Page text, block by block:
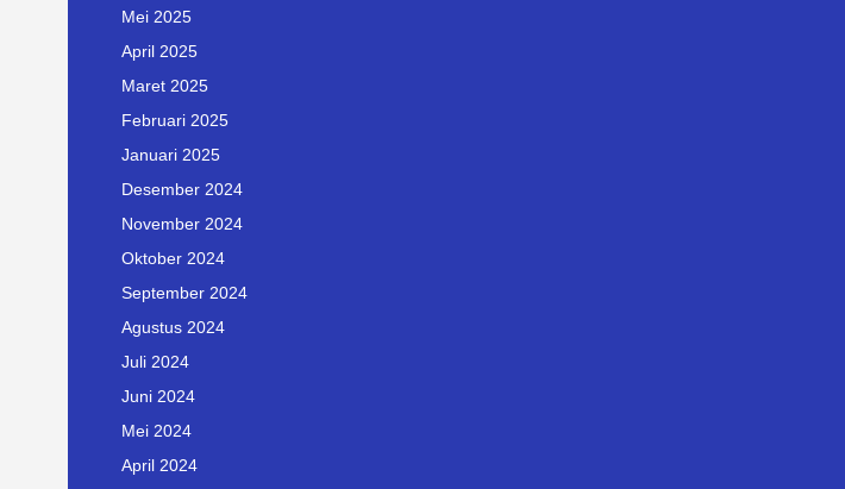
Mei 2025
April 2025
Maret 2025
Februari 2025
Januari 2025
Desember 2024
November 2024
Oktober 2024
September 2024
Agustus 2024
Juli 2024
Juni 2024
Mei 2024
April 2024